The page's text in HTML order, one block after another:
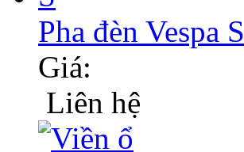
Pha đèn Vespa S
Giá:
Liên hệ